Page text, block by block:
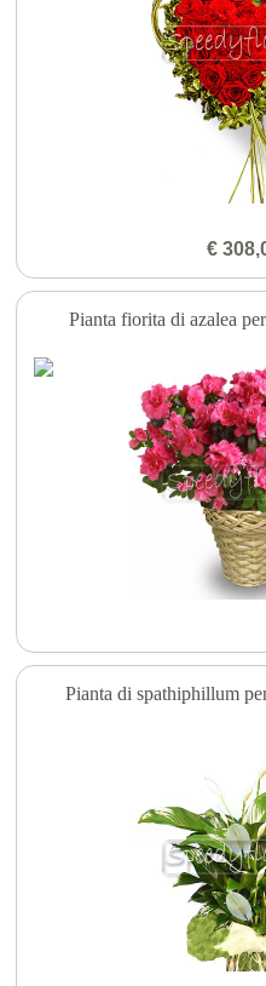
€
Pianta fiorita di azalea
Pianta di spathiphillum